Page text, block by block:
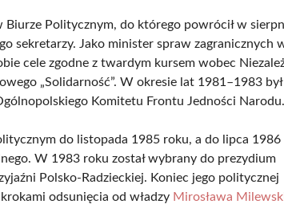
Biurze Politycznym, do którego powrócił w
sekretarzy. Jako minister spraw zagranicznych
cele zgodne z twardym kursem wobec
„Solidarność”. W okresie lat 1981–1983 był
Komitetu Frontu Jedności Narodu.
do listopada 1985 roku, a do lipca 1986
W 1983 roku został wybrany do prezydium
Polsko-Radzieckiej. Koniec jego politycznej
odsunięcia od władzy Mirosława